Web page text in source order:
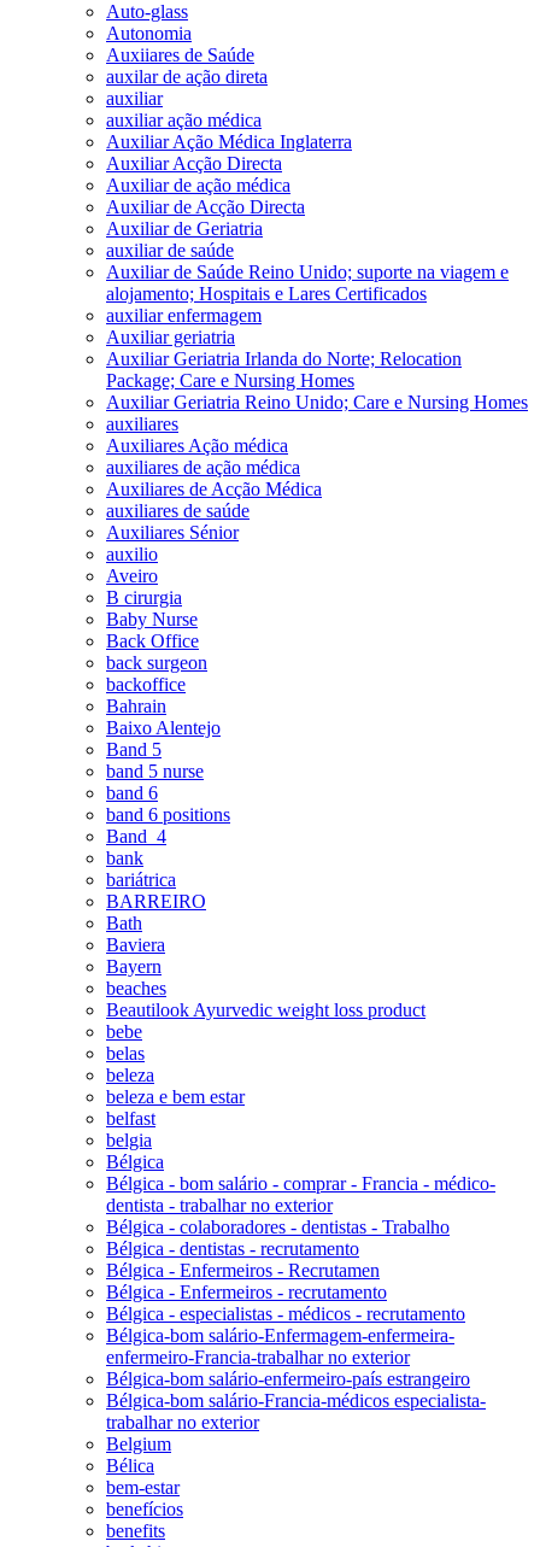
Auto-glass
Autonomia
Auxiiares de Saúde
auxilar de ação direta
auxiliar
auxiliar ação médica
Auxiliar Ação Médica Inglaterra
Auxiliar Acção Directa
Auxiliar de ação médica
Auxiliar de Acção Directa
Auxiliar de Geriatria
auxiliar de saúde
Auxiliar de Saúde Reino Unido; suporte na viagem e
alojamento; Hospitais e Lares Certificados
auxiliar enfermagem
Auxiliar geriatria
Auxiliar Geriatria Irlanda do Norte; Relocation
Package; Care e Nursing Homes
Auxiliar Geriatria Reino Unido; Care e Nursing Homes
auxiliares
Auxiliares Ação médica
auxiliares de ação médica
Auxiliares de Acção Médica
auxiliares de saúde
Auxiliares Sénior
auxilio
Aveiro
B cirurgia
Baby Nurse
Back Office
back surgeon
backoffice
Bahrain
Baixo Alentejo
Band 5
band 5 nurse
band 6
band 6 positions
Band_4
bank
bariátrica
BARREIRO
Bath
Baviera
Bayern
beaches
Beautilook Ayurvedic weight loss product
bebe
belas
beleza
beleza e bem estar
belfast
belgia
Bélgica
Bélgica - bom salário - comprar - Francia - médico-
dentista - trabalhar no exterior
Bélgica - colaboradores - dentistas - Trabalho
Bélgica - dentistas - recrutamento
Bélgica - Enfermeiros - Recrutamen
Bélgica - Enfermeiros - recrutamento
Bélgica - especialistas - médicos - recrutamento
Bélgica-bom salário-Enfermagem-enfermeira-
enfermeiro-Francia-trabalhar no exterior
Bélgica-bom salário-enfermeiro-país estrangeiro
Bélgica-bom salário-Francia-médicos especialista-
trabalhar no exterior
Belgium
Bélica
bem-estar
benefícios
benefits